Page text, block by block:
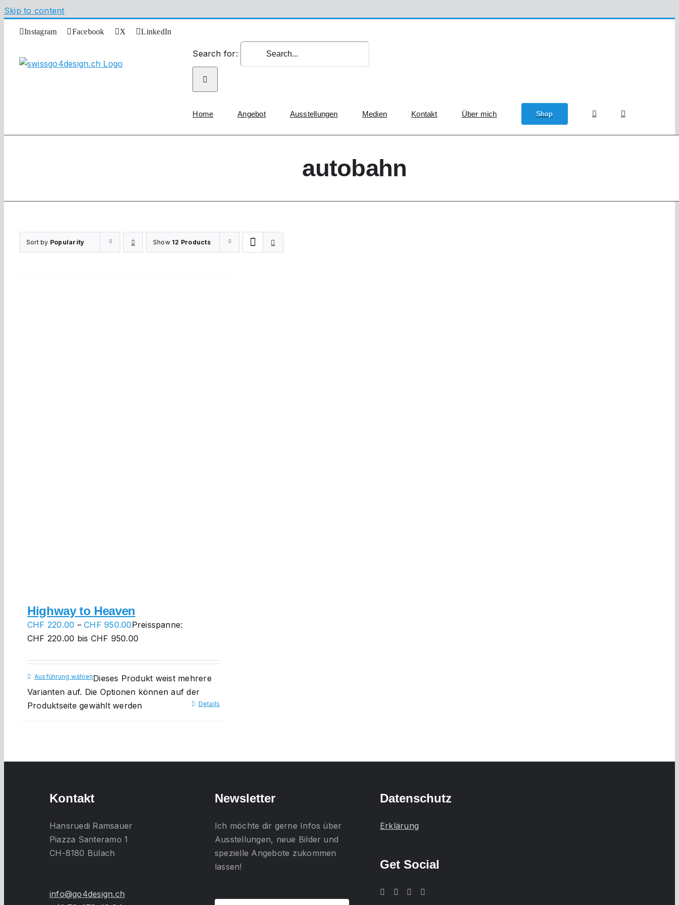
Skip to content
Instagram Facebook X LinkedIn
Search for:
Home Angebot Ausstellungen Medien Kontakt Über mich Shop
autobahn
Sort by Popularity Show 12 Products
Highway to Heaven
CHF 220.00 –CHF 950.00Preisspanne:
CHF 220.00 bis CHF 950.00
Ausführung wählenDieses Produkt weist mehrere
Varianten auf. Die Optionen können auf der
Produktseite gewählt werden
Details
Kontakt
Hansruedi Ramsauer
Piazza Santeramo 1
CH-8180 Bülach
info@go4design.ch
Newsletter
Ich möchte dir gerne Infos über
Ausstellungen, neue Bilder und
spezielle Angebote zukommen
lassen!
Datenschutz
Erklärung
Get Social